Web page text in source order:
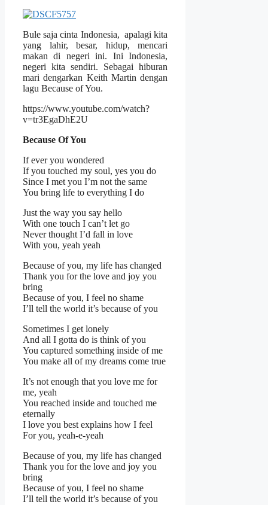
Bule saja cinta Indonesia, apalagi kita
yang lahir, besar, hidup, mencari
makan di negeri ini. Ini Indonesia,
negeri kita sendiri. Sebagai hiburan
mari dengarkan Keith Martin dengan
lagu Because of You.
https://www.youtube.com/watch?
v=tr3EgaDhE2U
Because Of You
If ever you wondered
If you touched my soul, yes you do
Since I met you I’m not the same
You bring life to everything I do
Just the way you say hello
With one touch I can’t let go
Never thought I’d fall in love
With you, yeah yeah
Because of you, my life has changed
Thank you for the love and joy you
bring
Because of you, I feel no shame
I’ll tell the world it’s because of you
Sometimes I get lonely
And all I gotta do is think of you
You captured something inside of me
You make all of my dreams come true
It’s not enough that you love me for
me, yeah
You reached inside and touched me
eternally
I love you best explains how I feel
For you, yeah-e-yeah
Because of you, my life has changed
Thank you for the love and joy you
bring
Because of you, I feel no shame
I’ll tell the world it’s because of you